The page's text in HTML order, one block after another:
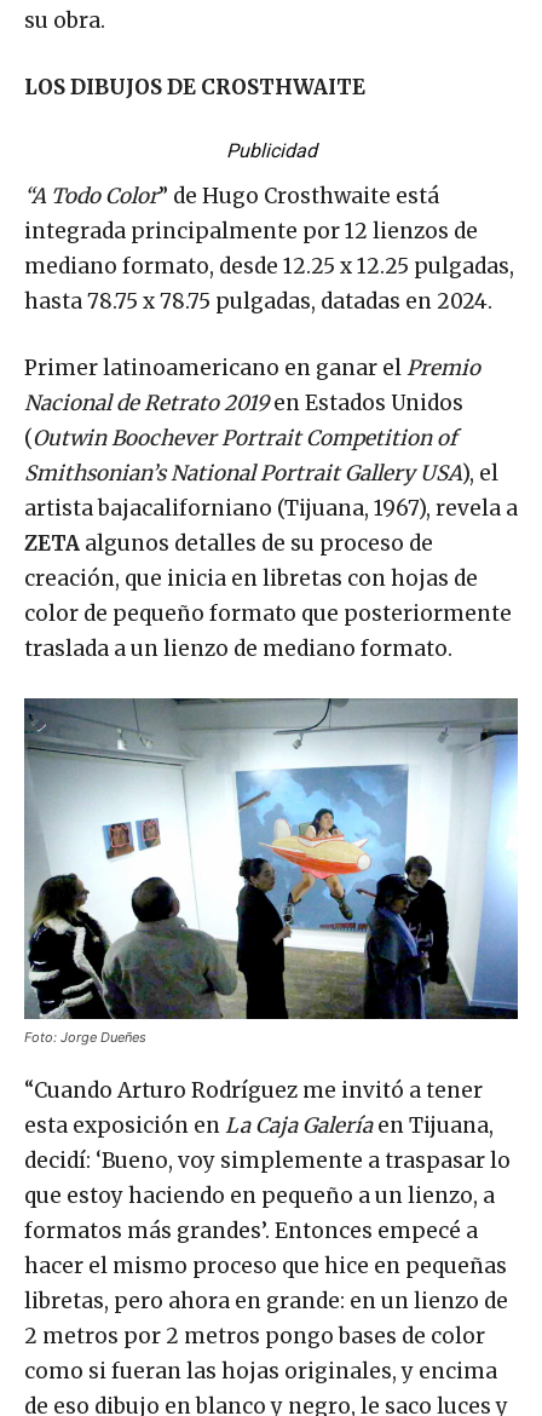
su obra.
LOS DIBUJOS DE CROSTHWAITE
Publicidad
“A Todo Color” de Hugo Crosthwaite está
integrada principalmente por 12 lienzos de
mediano formato, desde 12.25 x 12.25 pulgadas,
hasta 78.75 x 78.75 pulgadas, datadas en 2024.
Primer latinoamericano en ganar elPremio
Nacional de Retrato 2019en Estados Unidos
(Outwin Boochever Portrait Competition of
Smithsonian’s National Portrait Gallery USA), el
artista bajacaliforniano (Tijuana, 1967), revela a
ZETA algunos detalles de su proceso de
creación, que inicia en libretas con hojas de
color de pequeño formato que posteriormente
traslada a un lienzo de mediano formato.
Foto: Jorge Dueñes
“Cuando Arturo Rodríguez me invitó a tener
esta exposición enLa Caja Galeríaen Tijuana,
decidí: ‘Bueno, voy simplemente a traspasar lo
que estoy haciendo en pequeño a un lienzo, a
formatos más grandes’. Entonces empecé a
hacer el mismo proceso que hice en pequeñas
libretas, pero ahora en grande: en un lienzo de
2 metros por 2 metros pongo bases de color
como si fueran las hojas originales, y encima
de eso dibujo en blanco y negro, le saco luces y